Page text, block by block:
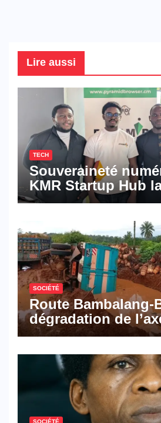
Lire aussi
TECH
Souveraineté
KMR Startup Hub
Pyramid Browser
numériques made
Cameroon
SOCIÉTÉ
Route Bambalang-
dégradation de
les activités
SOCIÉTÉ